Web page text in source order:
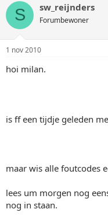
S sw_reijnders
Forumbewoner
1 nov 2010
hoi milan.
is ff een tijdje geleden
maar wis alle foutcodes
lees um morgen nog
nog in staan.